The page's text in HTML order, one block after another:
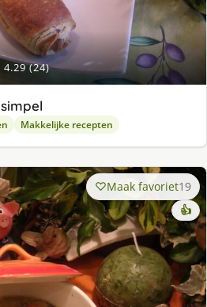
4.29 (24)
Makkelijke recepten
Maak favoriet19
👍